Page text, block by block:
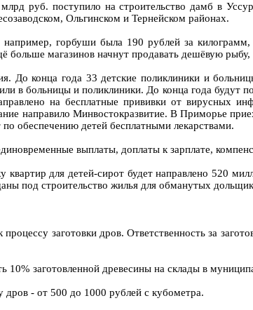
руб. поступило на строительство дамб в
Ольгинском и Тернейском районах.
горбуши была 190 рублей за
магазинов начнут продавать дешёвую
До конца года 33 детские поликлиники и
больницы и поликлиники. До конца года будут
на бесплатные прививки от вирусных
направило Минвостокразвитие. В Приморье
обеспечению детей бесплатными лекарствами.
выплаты, доплаты к зарплате,
для детей-сирот будет направлено 520
под строительство жилья для обманутых
заготовки дров. Ответственность за
10% заготовленной древесины на склады в
дров - от 500 до 1000 рублей с кубометра.